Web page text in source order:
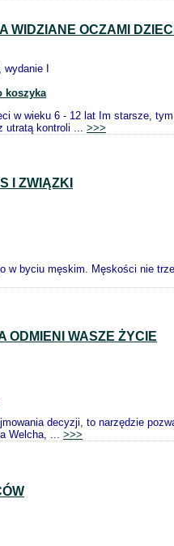
WIDZIANE OCZAMI
I
koszyka
w wieku 6 - 12 lat Im starsze,
utratą kontroli ... >>>
I ZWIĄZKI
w byciu męskim. Męskości nie
ODMIENI WASZE ŻYCIE
decyzji, to narzędzie
Welcha, ... >>>